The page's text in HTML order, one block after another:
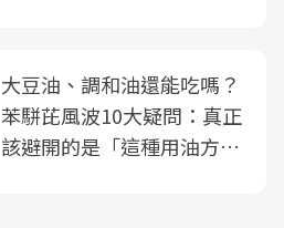
大豆油、調和油還能吃嗎？
苯駢芘風波10大疑問：真正
該避開的是「這種用油方